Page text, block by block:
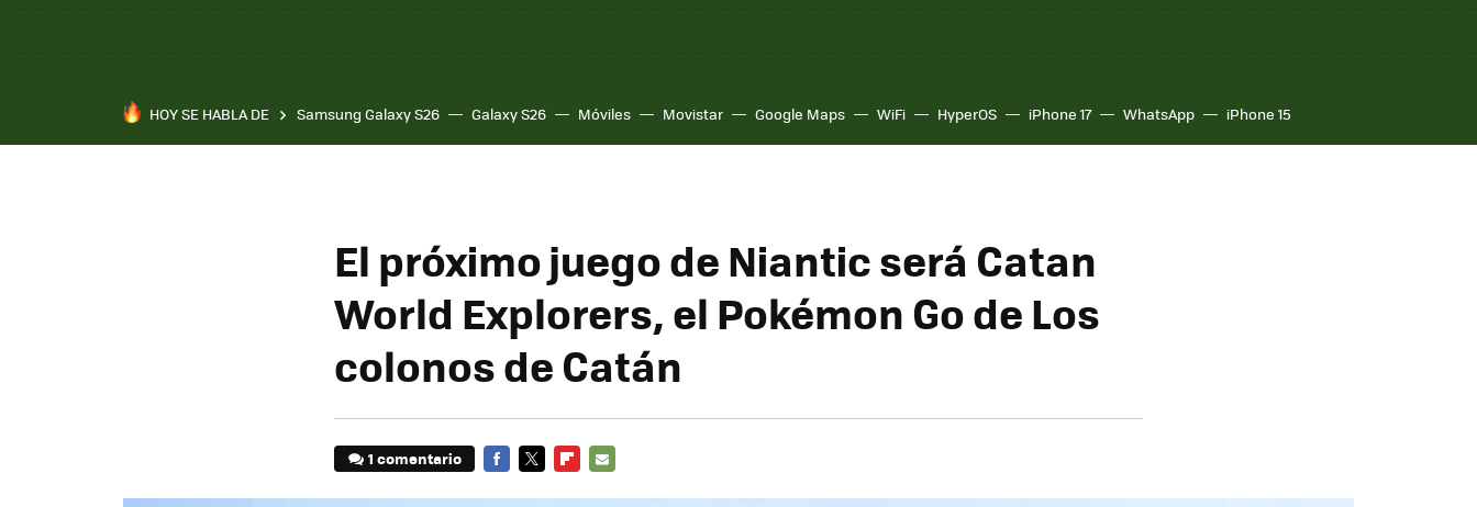
HOY SE HABLA DE Samsung Galaxy S26 Galaxy S26 Móviles Movistar Google Maps WiFi HyperOS iPhone 17 WhatsApp iPhone 15
El próximo juego de Niantic será Catan
World Explorers, el Pokémon Go de Los
colonos de Catán
1 comentario